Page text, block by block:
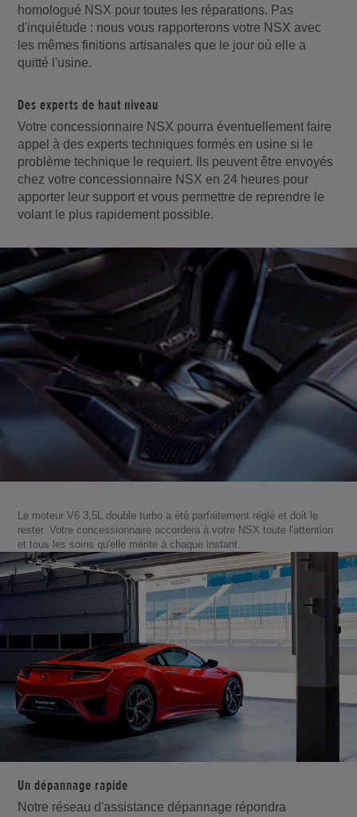
homologué NSX pour toutes les réparations. Pas
d'inquiétude : nous vous rapporterons votre NSX avec
les mêmes finitions artisanales que le jour où elle a
quitté l'usine.
Des experts de haut niveau
Votre concessionnaire NSX pourra éventuellement faire
appel à des experts techniques formés en usine si le
problème technique le requiert. Ils peuvent être envoyés
chez votre concessionnaire NSX en 24 heures pour
apporter leur support et vous permettre de reprendre le
volant le plus rapidement possible.
Le moteur V6 3,5L double turbo a été parfaitement réglé et doit le
rester. Votre concessionnaire accordera à votre NSX toute l'attention
et tous les soins qu'elle mérite à chaque instant.
Un dépannage rapide
Notre réseau d'assistance dépannage répondra